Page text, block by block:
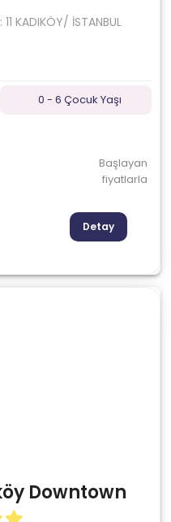
KADIKÖY/ İSTANBUL
0 - 6 Çocuk Yaşı
Başlayan
fiyatlarla
Detay
Downtown